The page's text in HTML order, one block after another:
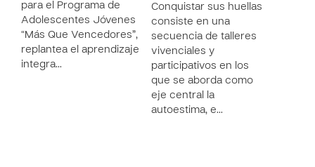
para el Programa de
Adolescentes Jóvenes
“Más Que Vencedores”,
replantea el aprendizaje
integra…
Conquistar sus huellas
consiste en una
secuencia de talleres
vivenciales y
participativos en los
que se aborda como
eje central la
autoestima, e…